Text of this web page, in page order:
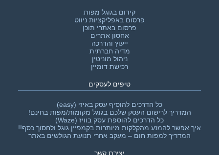
קידום בגוגל מפות
פרסום באפליקציות ניווט
פרסום באתרי תוכן
אחסון אתרים
ייעוץ והדרכה
מדיה חברתית
ניהול מוניטין
רכישת דומיין
טיפים לעסקים
כל הדרכים להוסיף עסק באיזי (easy)
המדריך לרישום העסק שלכם בגוגל מקומות/מפות בחינם!
כל הדרכים להוספת עסק בוויז (Waze)
איך אפשר להמנע מהקלקות מיותרות בקמפיין גוגל ולחסוך כסף!!‎
המדריך למפות חום – מעקב אחרי תנועת הגולשים באתר
יצירת קשר